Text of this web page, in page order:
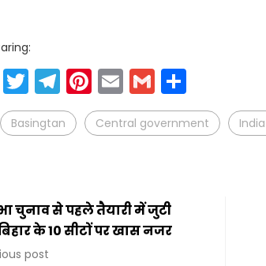
WhatsApp
Twitter
Telegram
Pinterest
EmailGmail
Basingtan Central government
चुनाव से पहले तैयारी में जुटी
के 10 सीटों पर खास नजर
post